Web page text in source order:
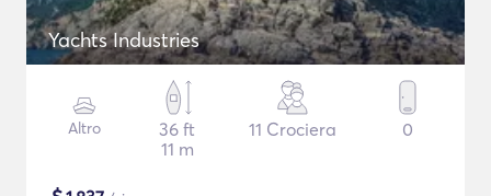
Yachts Industries
Altro
36 ft
11 m
11 Crociera 0